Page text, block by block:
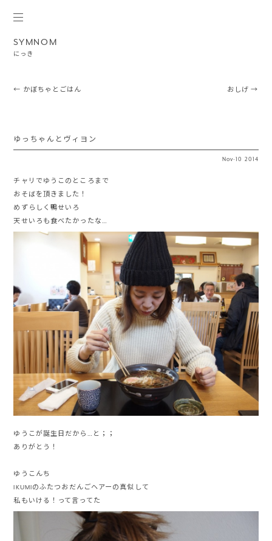
SYMNOM
にっき
Post navigation
← かぼちゃとごはん おしげ→
ゆっちゃんとヴィヨン
Nov·10 2014
チャリでゆうこのところまで
おそばを頂きました！
めずらしく鴨せいろ
天せいろも食べたかったな…
ゆうこが誕生日だから…と；；
ありがとう！
ゆうこんち
IKUMIのふたつおだんごヘアーの真似して
私もいける！って言ってた